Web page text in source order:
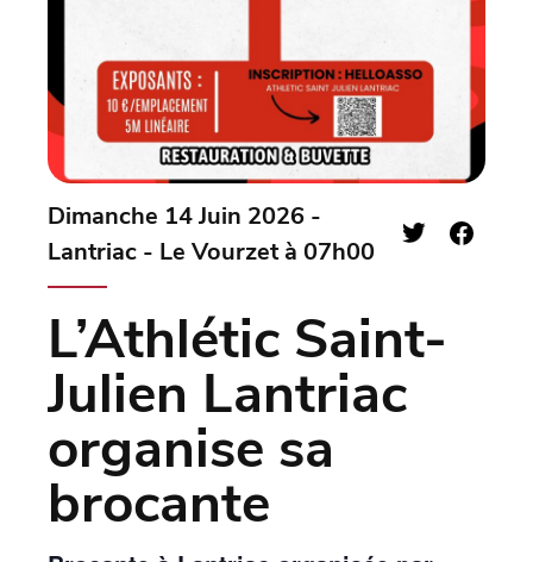
Dimanche 14 Juin 2026 -
Lantriac - Le Vourzet à 07h00
L’Athlétic Saint-
Julien Lantriac
organise sa
brocante